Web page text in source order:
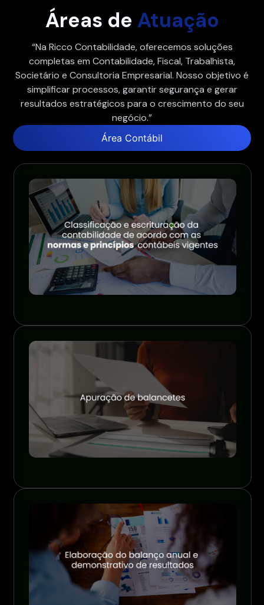
Áreas de Atuação
“Na Ricco Contabilidade, oferecemos soluções
completas em Contabilidade, Fiscal, Trabalhista,
Societário e Consultoria Empresarial. Nosso objetivo é
simplificar processos, garantir segurança e gerar
resultados estratégicos para o crescimento do seu
negócio.”
Área Contábil